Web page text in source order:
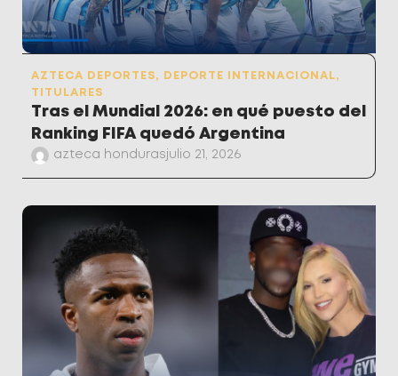
AZTECA DEPORTES, DEPORTE INTERNACIONAL,
TITULARES
Tras el Mundial 2026: en qué puesto del
Ranking FIFA quedó Argentina
azteca hondurasjulio 21, 2026